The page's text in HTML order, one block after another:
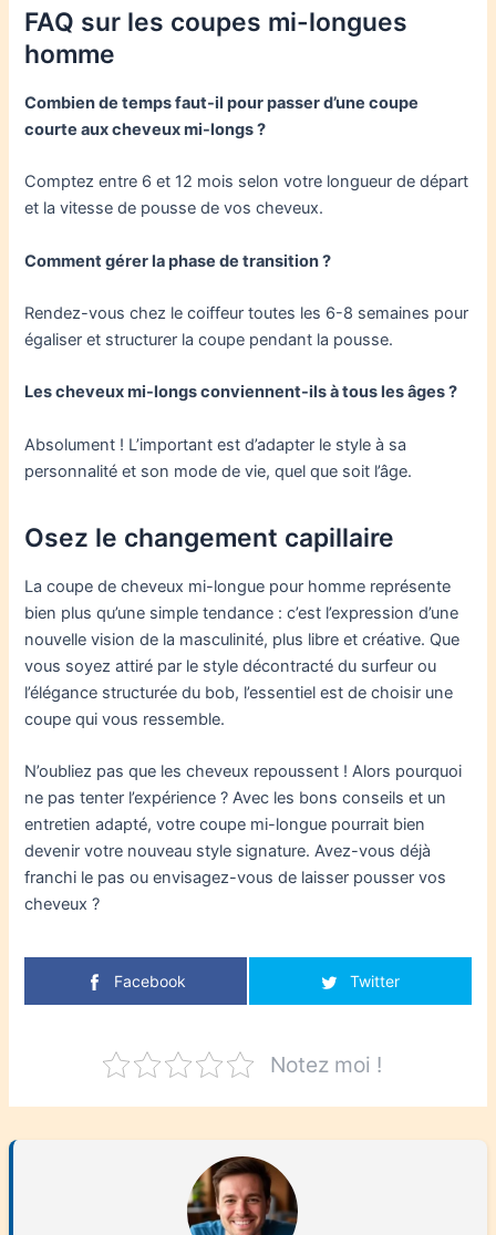
FAQ sur les coupes mi-longues
homme
Combien de temps faut-il pour passer d’une coupe
courte aux cheveux mi-longs ?
Comptez entre 6 et 12 mois selon votre longueur de départ
et la vitesse de pousse de vos cheveux.
Comment gérer la phase de transition ?
Rendez-vous chez le coiffeur toutes les 6-8 semaines pour
égaliser et structurer la coupe pendant la pousse.
Les cheveux mi-longs conviennent-ils à tous les âges ?
Absolument ! L’important est d’adapter le style à sa
personnalité et son mode de vie, quel que soit l’âge.
Osez le changement capillaire
La coupe de cheveux mi-longue pour homme représente
bien plus qu’une simple tendance : c’est l’expression d’une
nouvelle vision de la masculinité, plus libre et créative. Que
vous soyez attiré par le style décontracté du surfeur ou
l’élégance structurée du bob, l’essentiel est de choisir une
coupe qui vous ressemble.
N’oubliez pas que les cheveux repoussent ! Alors pourquoi
ne pas tenter l’expérience ? Avec les bons conseils et un
entretien adapté, votre coupe mi-longue pourrait bien
devenir votre nouveau style signature. Avez-vous déjà
franchi le pas ou envisagez-vous de laisser pousser vos
cheveux ?
Facebook Twitter
Notez moi !